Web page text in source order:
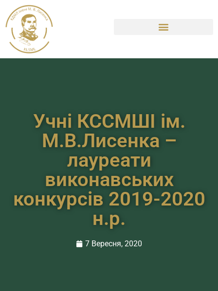
Учні КССМШІ ім.
М.В.Лисенка –
лауреати
виконавських
конкурсів 2019-2020
н.р.
7 Вересня, 2020